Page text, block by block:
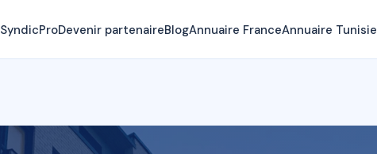
SyndicProDevenir partenaireBlogAnnuaire FranceAnnuaire Tunisie